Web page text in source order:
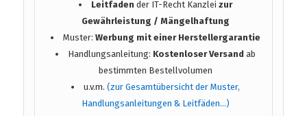
Leitfaden der IT-Recht Kanzleizur
Gewährleistung / Mängelhaftung
Muster:Werbung mit einer Herstellergarantie
Handlungsanleitung: Kostenloser Versand ab
bestimmten Bestellvolumen
u.v.m.(zur Gesamtübersicht der Muster,
Handlungsanleitungen & Leitfäden…)